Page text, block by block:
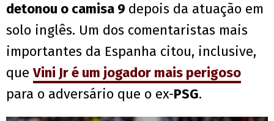
detonou o camisa 9 depois da atuação em
solo inglês. Um dos comentaristas mais
importantes da Espanha citou, inclusive,
queVini Jr é um jogador mais perigoso
para o adversário que o ex-PSG.